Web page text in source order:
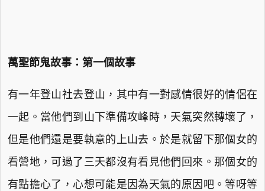
萬聖節鬼故事：第一個故事
有一年登山社去登山，其中有一對感情很好的情侶在
一起。當他們到山下準備攻峰時，天氣突然轉壞了，
但是他們還是要執意的上山去。於是就留下那個女的
看營地，可過了三天都沒有看見他們回來。那個女的
有點擔心了，心想可能是因為天氣的原因吧。等呀等